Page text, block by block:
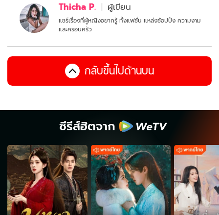
Thicha P. ผู้เขียน
แชร์เรื่องที่ผู้หญิงอยากรู้ ทั้งแฟชั่น แหล่งช้อปปิ้ง ความงาม
และครอบครัว
กลับขึ้นไปด้านบน
ซีรีส์ฮิตจาก